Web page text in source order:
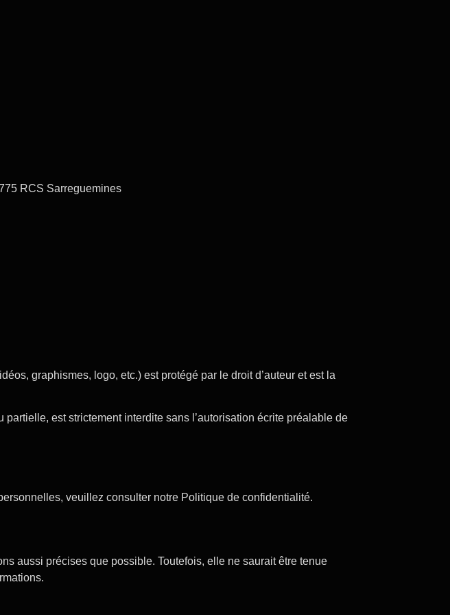
RCS Sarreguemines
graphismes, logo, etc.) est protégé par le droit d’auteur et est la
est strictement interdite sans l’autorisation écrite préalable de
veuillez consulter notre Politique de confidentialité.
aussi précises que possible. Toutefois, elle ne saurait être tenue